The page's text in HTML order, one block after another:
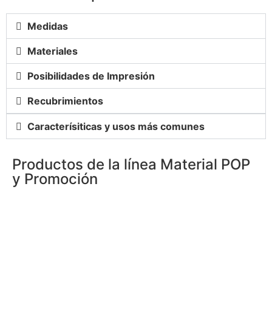
Medidas
Materiales
Posibilidades de Impresión
Recubrimientos
Caracterísiticas y usos más comunes
Productos de la línea Material POP
y Promoción